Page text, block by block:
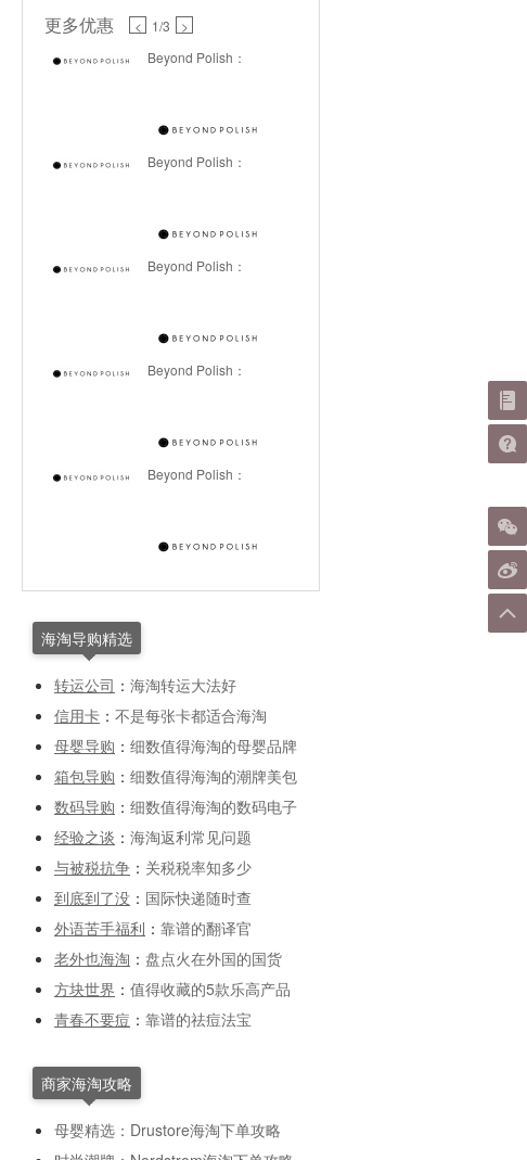
更多优惠 < 1/3
>
Beyond Polish：
Beyond Polish：
Beyond Polish：
Beyond Polish：
Beyond Polish：
海淘导购精选
转运公司 ： 海淘转运大法好
信用卡 ： 不是每张卡都适合海淘
母婴导购 ： 细数值得海淘的母婴品牌
箱包导购 ： 细数值得海淘的潮牌美包
数码导购 ： 细数值得海淘的数码电子
经验之谈 ： 海淘返利常见问题
与被税抗争 ： 关税税率知多少
到底到了没 ： 国际快递随时查
外语苦手福利 ： 靠谱的翻译官
老外也海淘 ： 盘点火在外国的国货
方块世界 ： 值得收藏的5款乐高产品
青春不要痘 ： 靠谱的祛痘法宝
商家海淘攻略
母婴精选：Drustore海淘下单攻略